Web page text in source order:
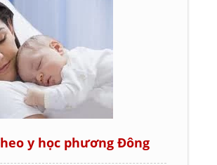
y học phương Đông